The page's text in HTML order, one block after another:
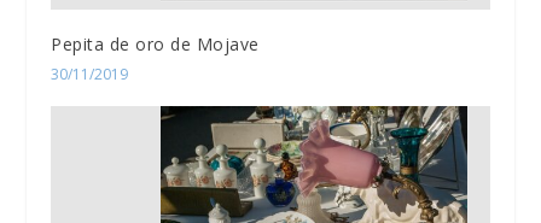
Pepita de oro de Mojave
30/11/2019